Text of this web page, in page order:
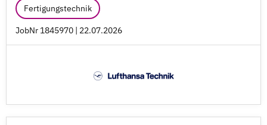
Fertigungstechnik
JobNr 1845970 | 22.07.2026